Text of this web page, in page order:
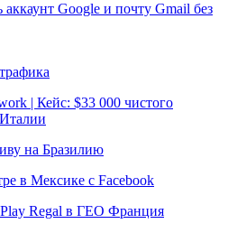
аккаунт Google и почту Gmail без
| Кейс: $33 000 чистого
на Бразилию
в Мексике с Facebook
Regal в ГЕО Франция